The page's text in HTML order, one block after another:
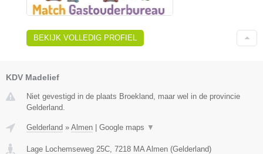
BEKIJK VOLLEDIG PROFIEL
KDV Madelief
Niet gevestigd in de plaats Broekland, maar wel in de provincie
Gelderland.
Gelderland » Almen | Google maps ▼
Lage Lochemseweg 25C 7218 MA Almen (Gelderland)